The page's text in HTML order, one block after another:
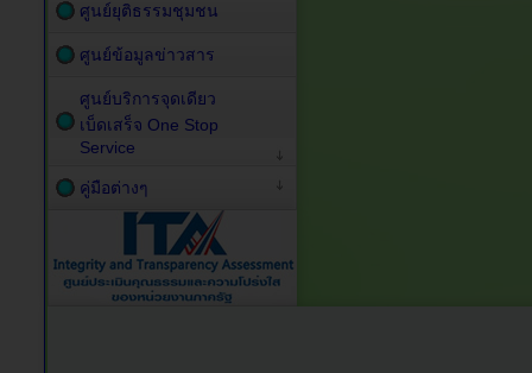
ศูนย์ยุติธรรมชุมชน
ศูนย์ข้อมูลข่าวสาร
ศูนย์บริการจุดเดียว
เบ็ดเสร็จ One Stop
Service
คู่มือต่างๆ